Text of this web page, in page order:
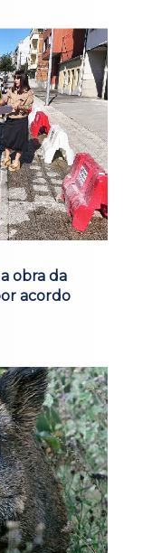
obra da
acordo